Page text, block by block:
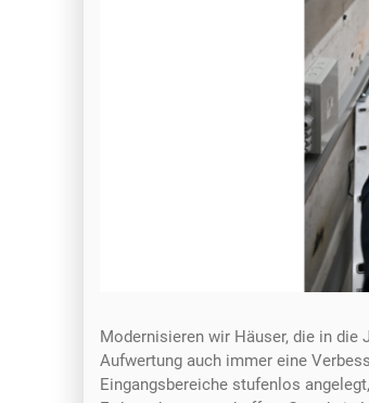
Modernisieren wir Häuser, die in
Aufwertung auch immer eine
Eingangsbereiche stufenlos